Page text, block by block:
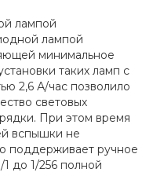
лампой
лампой
минимальное
таких ламп с
2,6 А/час позволило
световых
При этом время
вспышки не
поддерживает ручное
до 1/256 полной